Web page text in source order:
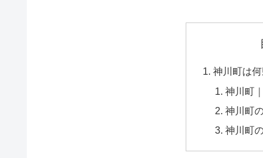
神川町は何
神川町
神川町
神川町